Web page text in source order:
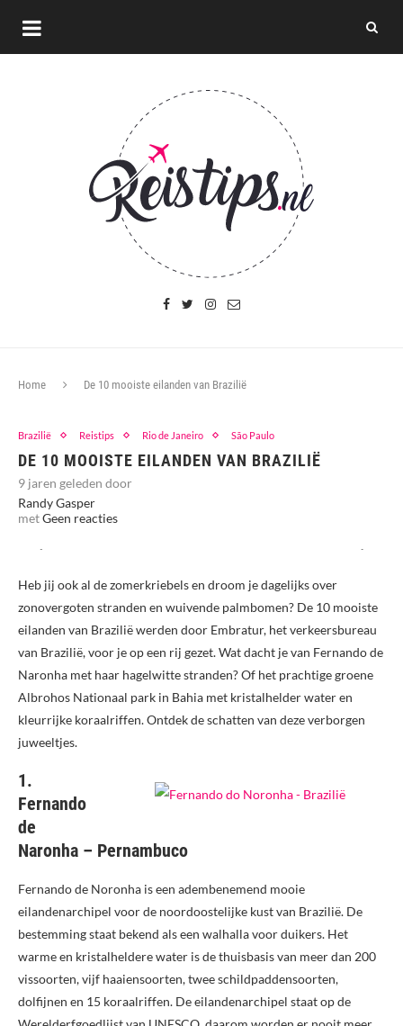
Home De 10 mooiste eilanden van Brazilië
Brazilië Reistips Rio de Janeiro São Paulo
DE 10 MOOISTE EILANDEN VAN BRAZILIË
9 jaren geleden door
Randy Gasper
metGeen reacties
Heb jij ook al de zomerkriebels en droom je dagelijks over
zonovergoten stranden en wuivende palmbomen? De 10 mooiste
eilanden van Brazilië werden door Embratur, het verkeersbureau
van Brazilië, voor je op een rij gezet. Wat dacht je van Fernando de
Naronha met haar hagelwitte stranden? Of het prachtige groene
Albrohos Nationaal park in Bahia met kristalhelder water en
kleurrijke koraalriffen. Ontdek de schatten van deze verborgen
juweeltjes.
1.
Fernando
de
Naronha – Pernambuco
Fernando de Noronha is een adembenemend mooie
eilandenarchipel voor de noordoostelijke kust van Brazilië. De
bestemming staat bekend als een walhalla voor duikers. Het
warme en kristalheldere water is de thuisbasis van meer dan 200
vissoorten, vijf haaiensoorten, twee schildpaddensoorten,
dolfijnen en 15 koraalriffen. De eilandenarchipel staat op de